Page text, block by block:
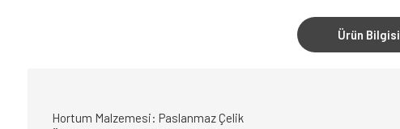
Ürün Bilgisi
Hortum Malzemesi: Paslanmaz Çelik